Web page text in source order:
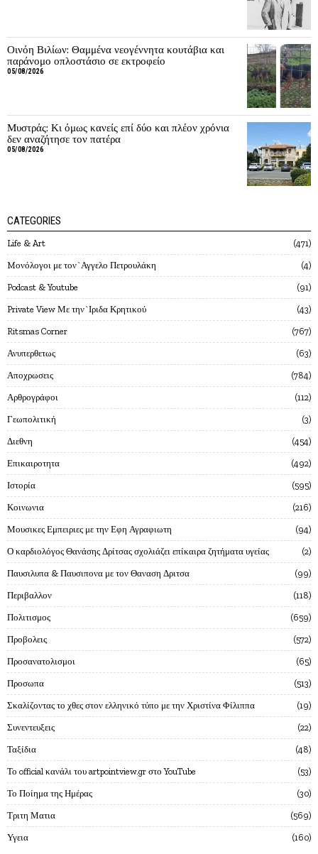
Οινόη Βιλίων: Θαμμένα νεογέννητα κουτάβια και
παράνομο οπλοστάσιο σε εκτροφείο
05/08/2026
Μυστράς: Κι όμως κανείς επί δύο και πλέον χρόνια
δεν αναζήτησε τον πατέρα
05/08/2026
CATEGORIES
Life & Art 471
Mονόλογοι με τον`Αγγελο Πετρουλάκη 4
Podcast & Youtube 91
Private View Με την`Ιριδα Κρητικού 43
Ritsmas Corner 767
Ανυπερθετως 63
Αποχρωσεις 784
Αρθρογράφοι 112
Γεωπολιτική 3
Διεθνη 454
Επικαιροτητα 492
Ιστορία 595
Κοινωνια 216
Μουσικες Εμπειριες με την Εφη Αγραφιωτη 94
Ο καρδιολόγος Θανάσης Δρίτσας σχολιάζει επίκαιρα ζητήματα υγείας 2
Παυσιλυπα & Παυσιπονα με τον Θαναση Δριτσα 99
Περιβαλλον 118
Πολιτισμος 659
Προβολεις 572
Προσανατολισμοι 65
Προσωπα 513
Σκαλίζοντας το χθες στον ελληνικό τύπο με την Χριστίνα Φίλιππα 19
Συνεντευξεις 22
Ταξίδια 48
Το official κανάλι του artpointview.gr στο YouTube 53
Το Ποίημα της Ημέρας 30
Τριτη Ματια 569
Υγεια 160